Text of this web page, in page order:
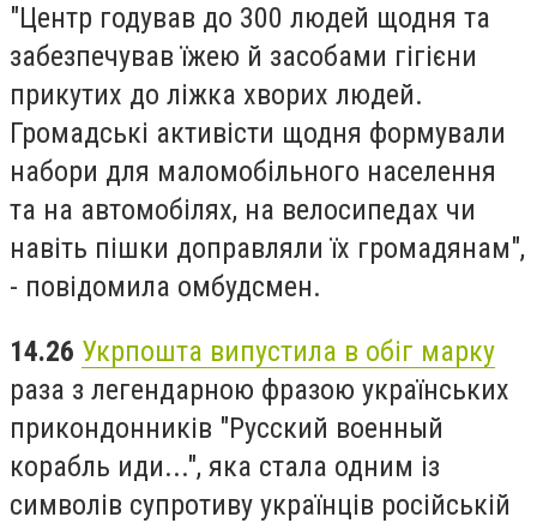
"Центр годував до 300 людей щодня та
забезпечував їжею й засобами гігієни
прикутих до ліжка хворих людей.
Громадські активісти щодня формували
набори для маломобільного населення
та на автомобілях, на велосипедах чи
навіть пішки доправляли їх громадянам",
- повідомила омбудсмен.
14.26 Укрпошта випустила в обіг марку
раза з легендарною фразою українських
прикондонників "Русский военный
корабль иди...", яка стала одним із
символів супротиву українців російській